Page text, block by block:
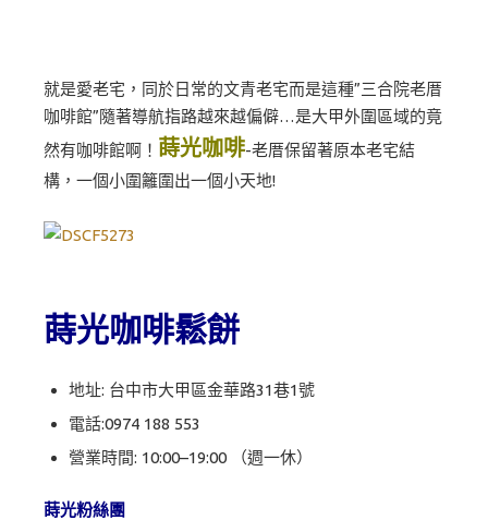
就是愛老宅，同於日常的文青老宅而是這種”三合院老厝
咖啡館”隨著導航指路越來越偏僻…是大甲外圍區域的竟
然有咖啡館啊！ 蒔光咖啡-老厝保留著原本老宅結
構，一個小圍籬圍出一個小天地!
蒔光咖啡鬆餅
地址: 台中市大甲區金華路31巷1號
電話:0974 188 553
營業時間: 10:00–19:00 （週一休）
蒔光粉絲團